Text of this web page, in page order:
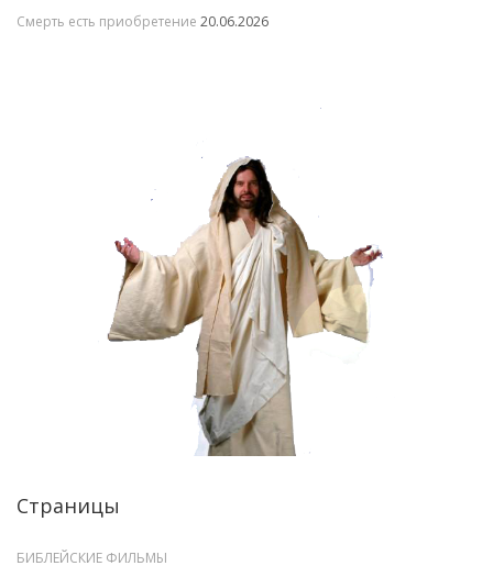
Смерть есть приобретение 20.06.2026
Страницы
БИБЛЕЙСКИЕ ФИЛЬМЫ